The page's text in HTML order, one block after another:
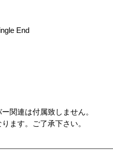
End
関連は付属致しません。
ます。ご了承下さい。